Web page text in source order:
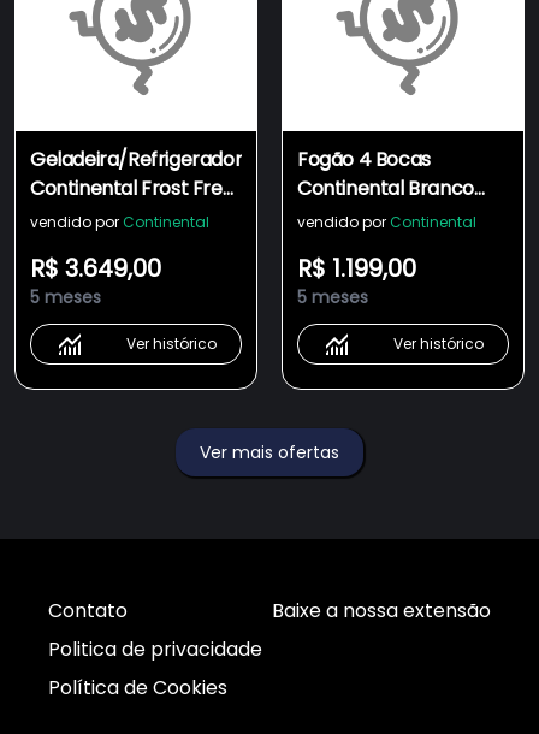
Geladeira/Refrigerador
Continental Frost Free
Duplex Branca 472
vendido por Continental
R$ 3.649,00
5 meses
Ver histórico
Fogão 4 Bocas
Continental Branco
Automático com
Premium
vendido por Continental
R$ 1.199,00
5 meses
Ver histórico
Ver mais ofertas
Contato
Politica de privacidade
Política de Cookies
Baixe a nossa extensão